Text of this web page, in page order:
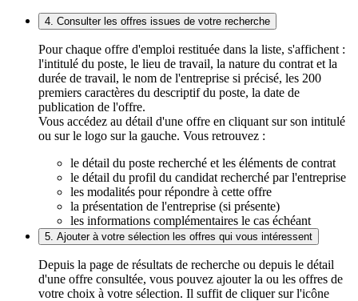
4. Consulter les offres issues de votre recherche
Pour chaque offre d'emploi restituée dans la liste, s'affichent :
l'intitulé du poste, le lieu de travail, la nature du contrat et la
durée de travail, le nom de l'entreprise si précisé, les 200
premiers caractères du descriptif du poste, la date de
publication de l'offre.
Vous accédez au détail d'une offre en cliquant sur son intitulé
ou sur le logo sur la gauche. Vous retrouvez :
le détail du poste recherché et les éléments de contrat
le détail du profil du candidat recherché par l'entreprise
les modalités pour répondre à cette offre
la présentation de l'entreprise (si présente)
les informations complémentaires le cas échéant
5. Ajouter à votre sélection les offres qui vous intéressent
Depuis la page de résultats de recherche ou depuis le détail
d'une offre consultée, vous pouvez ajouter la ou les offres de
votre choix à votre sélection. Il suffit de cliquer sur l'icône